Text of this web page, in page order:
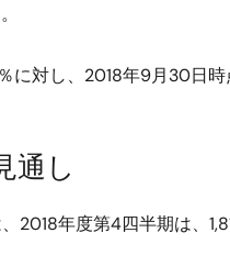
対し、2018年9月30日
通し
年度第4四半期は、